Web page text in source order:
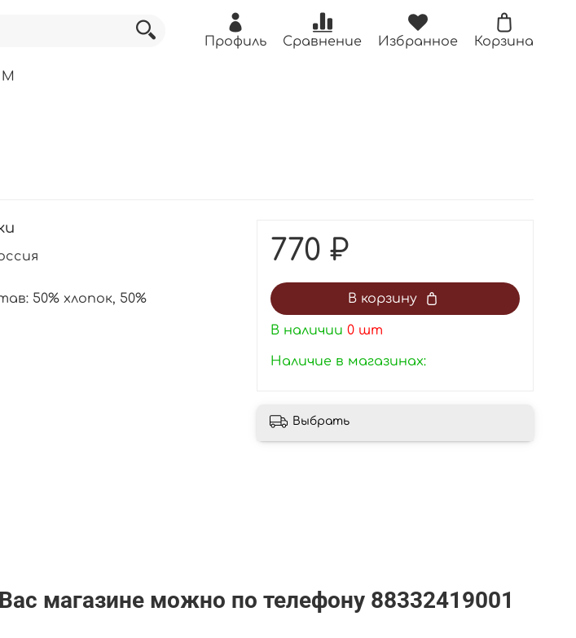
Профиль Сравнение Избранное Корзина
М
50% хлопок, 50%
770 ₽
В корзину
В наличии 0 шт
Наличие в магазинах:
Выбрать
магазине можно по телефону 88332419001